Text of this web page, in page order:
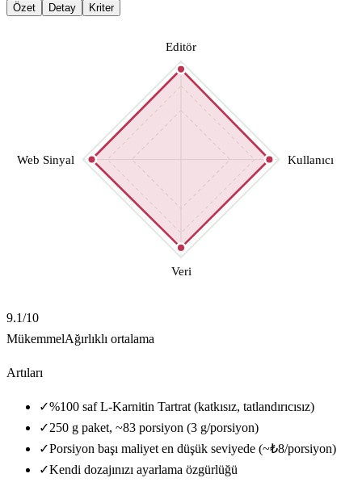
Özet Detay Kriter
Editör
Kullanıcı
Veri
Web Sinyal
9.1/10
MükemmelAğırlıklı ortalama
Artıları
✓%100 saf L-Karnitin Tartrat (katkısız, tatlandırıcısız)
✓250 g paket, ~83 porsiyon (3 g/porsiyon)
✓Porsiyon başı maliyet en düşük seviyede (~₺8/porsiyon)
✓Kendi dozajınızı ayarlama özgürlüğü